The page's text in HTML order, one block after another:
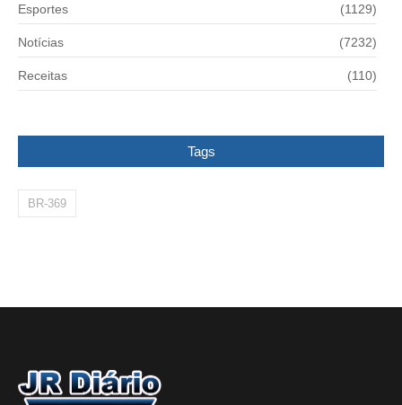
Esportes (1129)
Notícias (7232)
Receitas (110)
Tags
BR-369